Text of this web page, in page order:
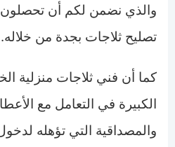
والذي نضمن لكم أن
تصليح ثلاجات بجدة من خلاله.
كما أن فني ثلاجات منزلية
الكبيرة في التعامل مع
والمصداقية التي تؤهله